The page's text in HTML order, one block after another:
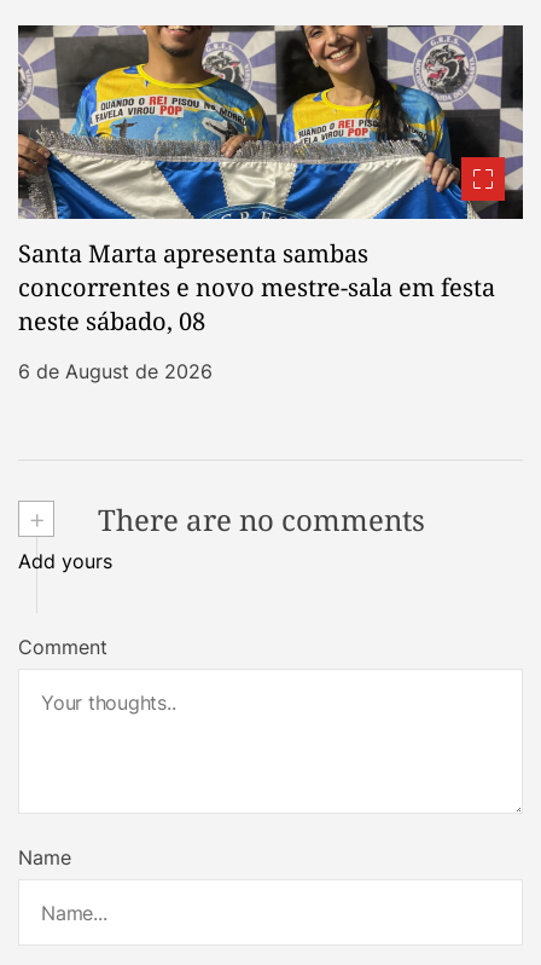
Santa Marta apresenta sambas
concorrentes e novo mestre-sala em festa
neste sábado, 08
6 de August de 2026
+ There are no comments
Add yours
Comment
Name